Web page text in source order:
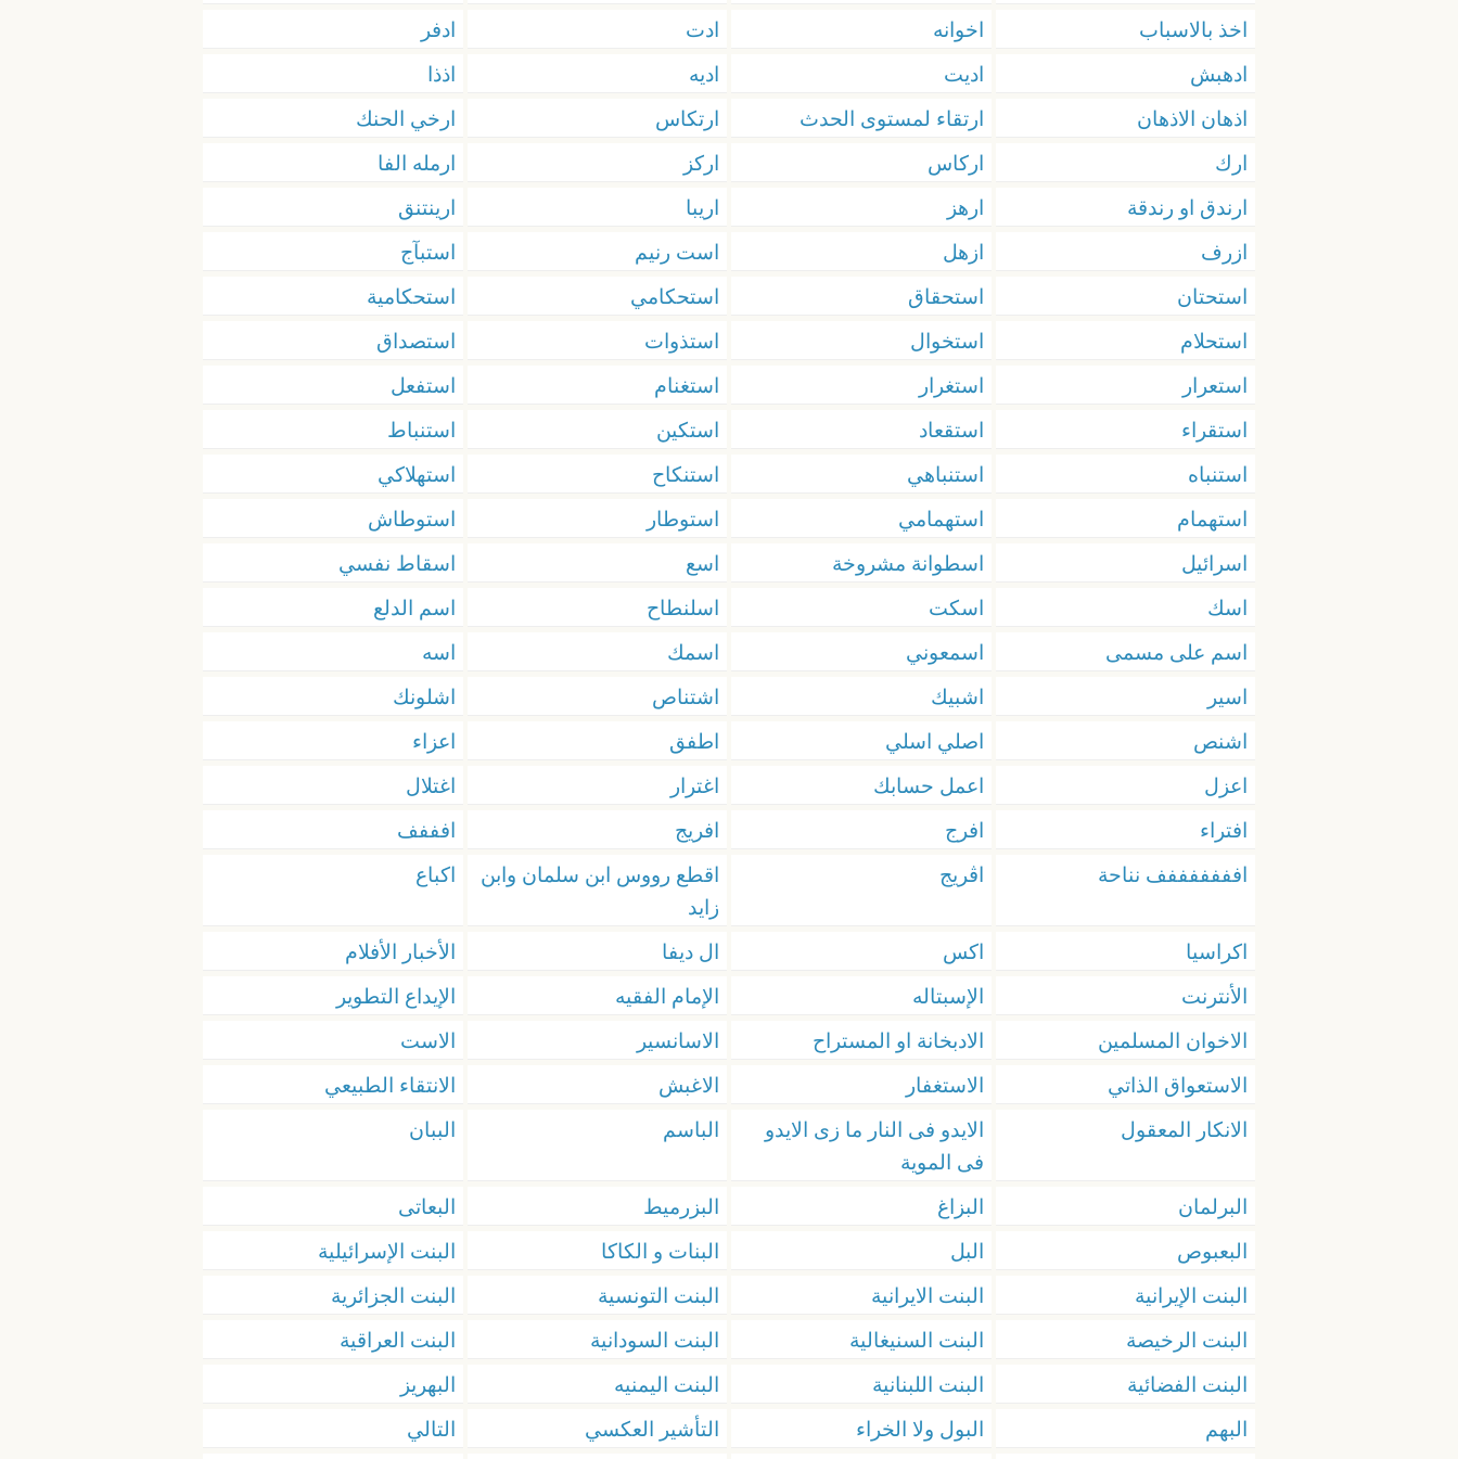
اخذ بالاسباب
اخوانه ادت
ادفر
ادهبش
اديت اديه
اذذا
اذهان الاذهان
ارتقاء لمستوى الحدث ارتكاس
ارخي الحنك
ارك
اركاس اركز
ارمله الفا
ارندق او رندقة
ارهز اريبا
ارينتنق
ازرف
ازهل است رنيم
استبآج
استحتان
استحقاق استحكامي
استحكامية
استحلام
استخوال استذوات
استصداق
استعرار
استغرار استغنام
استفعل
استقراء
استقعاد استكين
استنباط
استنباه
استنباهي استنكاح
استهلاكي
استهمام
استهمامي استوطار
استوطاش
اسرائيل
اسطوانة مشروخة اسع
اسقاط نفسي
اسك
اسكت اسلنطاح
اسم الدلع
اسم على مسمى
اسمعوني اسمك
اسه
اسير
اشبيك اشتناص
اشلونك
اشنص
اصلي اسلي اطفق
اعزاء
اعزل
اعمل حسابك اغترار
اغتلال
افتراء
افرج افريج
افففف
افففففففف نناحة
اڤريج
اقطع رووس ابن سلمان وابن
زايد
اكباع
اكراسيا اكس ال ديفا
الأخبار الأفلام
الأنترنت
الإسبتاله الإمام الفقيه
الإيداع التطوير
الاخوان المسلمين
الادبخانة او المستراح الاسانسير
الاست
الاستعواق الذاتي
الاستغفار الاغبش
الانتقاء الطبيعي
الانكار المعقول
الايدو فى النار ما زى الايدو
فى الموية
الباسم الببان
البرلمان البزاغ البزرميط
البعاتى
البعبوص
البل البنات و الكاكا
البنت الإسرائيلية
البنت الإيرانية
البنت الايرانية البنت التونسية
البنت الجزائرية
البنت الرخيصة
البنت السنيغالية البنت السودانية
البنت العراقية
البنت الفضائية
البنت اللبنانية البنت اليمنيه
البهريز
البهم
البول ولا الخراء التأشير العكسي
التالي